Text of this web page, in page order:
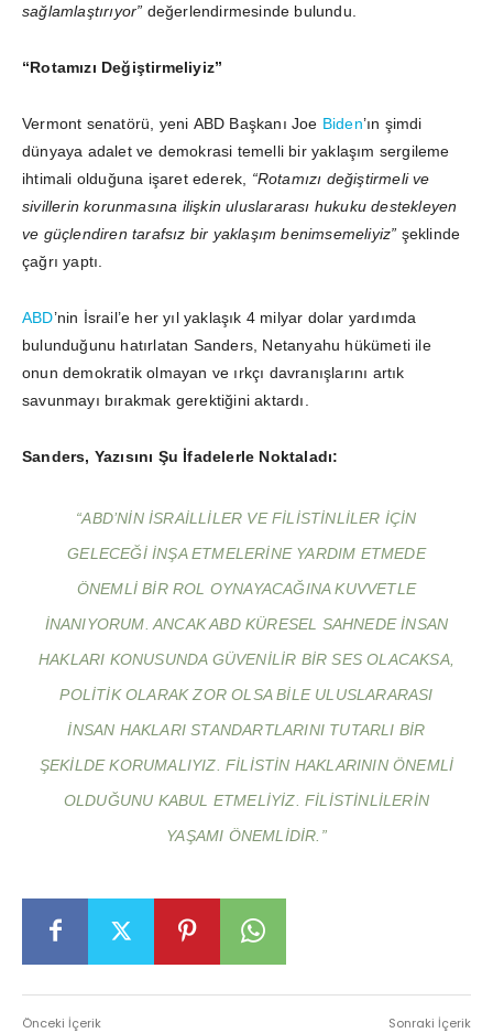
sağlamlaştırıyor” değerlendirmesinde bulundu.
“Rotamızı Değiştirmeliyiz”
Vermont senatörü, yeni ABD Başkanı Joe Biden’ın şimdi
dünyaya adalet ve demokrasi temelli bir yaklaşım sergileme
ihtimali olduğuna işaret ederek, “Rotamızı değiştirmeli ve
sivillerin korunmasına ilişkin uluslararası hukuku destekleyen
ve güçlendiren tarafsız bir yaklaşım benimsemeliyiz” şeklinde
çağrı yaptı.
ABD’nin İsrail’e her yıl yaklaşık 4 milyar dolar yardımda
bulunduğunu hatırlatan Sanders, Netanyahu hükümeti ile
onun demokratik olmayan ve ırkçı davranışlarını artık
savunmayı bırakmak gerektiğini aktardı.
Sanders, Yazısını Şu İfadelerle Noktaladı:
“ABD’NIN İSRAILLILER VE FILISTINLILER IÇIN
GELECEĞI INŞA ETMELERINE YARDIM ETMEDE
ÖNEMLI BIR ROL OYNAYACAĞINA KUVVETLE
INANIYORUM. ANCAK ABD KÜRESEL SAHNEDE INSAN
HAKLARI KONUSUNDA GÜVENILIR BIR SES OLACAKSA,
POLITIK OLARAK ZOR OLSA BILE ULUSLARARASI
INSAN HAKLARI STANDARTLARINI TUTARLI BIR
ŞEKILDE KORUMALIYIZ. FILISTIN HAKLARININ ÖNEMLI
OLDUĞUNU KABUL ETMELIYIZ. FILISTINLILERIN
YAŞAMI ÖNEMLIDIR.”
Önceki İçerik Sonraki İçerik